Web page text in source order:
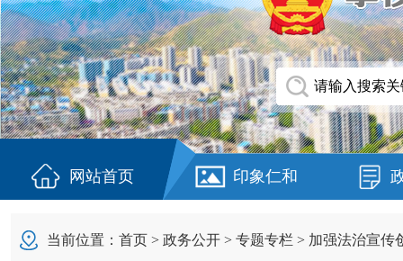
网站首页 印象仁和
当前位置： 首页 > 政务公开 > 专题专栏 > 加强法治宣传